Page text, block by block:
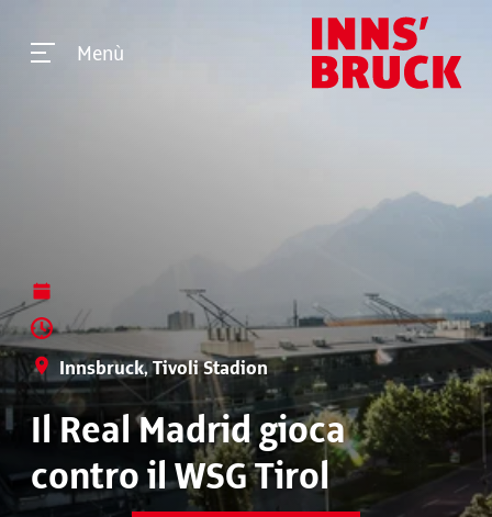
Menù
Innsbruck, Tivoli Stadion
Il Real Madrid gioca
contro il WSG Tirol